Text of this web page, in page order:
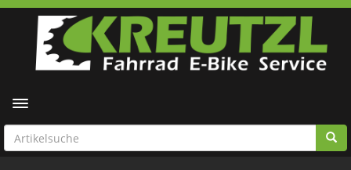
Toggle navigation